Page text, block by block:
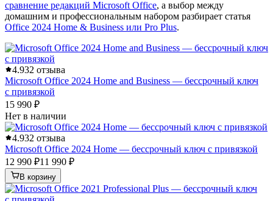
сравнение редакций Microsoft Office, а выбор между
домашним и профессиональным набором разбирает статья
Office 2024 Home & Business или Pro Plus.
4.932 отзыва
Microsoft Office 2024 Home and Business — бессрочный ключ
с привязкой
15 990 ₽
Нет в наличии
4.932 отзыва
Microsoft Office 2024 Home — бессрочный ключ с привязкой
12 990 ₽11 990 ₽
В корзину